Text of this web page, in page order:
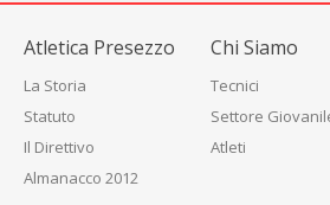
Atletica Presezzo
La Storia
Statuto
Il Direttivo
Almanacco 2012
Chi Siamo
Tecnici
Settore
Atleti